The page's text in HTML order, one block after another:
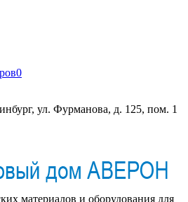
0
ул. Фурманова, д. 125, пом. 1
материалов и оборудования для